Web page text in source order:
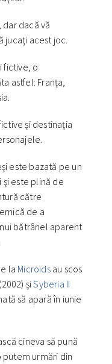
dacă vă
jucaţi acest joc.
fictive, o
astfel: Franţa,
şi destinaţia
este bazată pe un
este plină de
către
de a
bătrânel aparent
la Microïds au scos
(2002) şiSyberia II
să apară în iunie
cineva să pună
urmări din